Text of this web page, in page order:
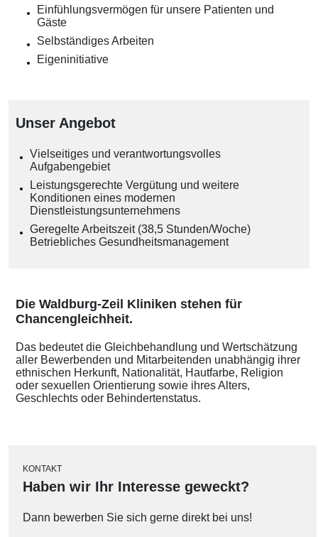
Einfühlungsvermögen für unsere Patienten und
Gäste
Selbständiges Arbeiten
Eigeninitiative
Unser Angebot
Vielseitiges und verantwortungsvolles
Aufgabengebiet
Leistungsgerechte Vergütung und weitere
Konditionen eines modernen
Dienstleistungsunternehmens
Geregelte Arbeitszeit (38,5 Stunden/Woche)
Betriebliches Gesundheitsmanagement
Die Waldburg-Zeil Kliniken stehen für
Chancengleichheit.
Das bedeutet die Gleichbehandlung und Wertschätzung
aller Bewerbenden und Mitarbeitenden unabhängig ihrer
ethnischen Herkunft, Nationalität, Hautfarbe, Religion
oder sexuellen Orientierung sowie ihres Alters,
Geschlechts oder Behindertenstatus.
KONTAKT
Haben wir Ihr Interesse geweckt?
Dann bewerben Sie sich gerne direkt bei uns!